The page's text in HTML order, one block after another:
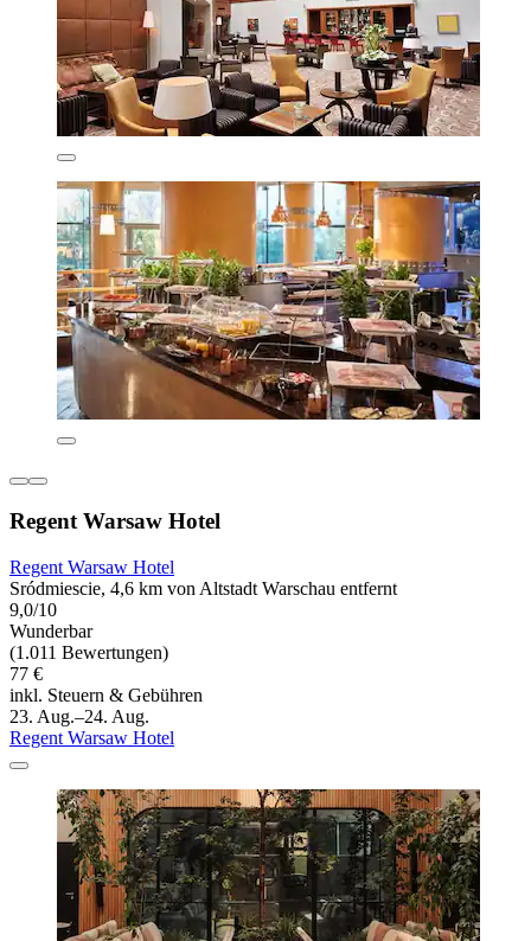
Regent Warsaw Hotel
Regent Warsaw Hotel
Sródmiescie, 4,6 km von Altstadt Warschau entfernt
9,0/10
Wunderbar
(1.011 Bewertungen)
77 €
inkl. Steuern & Gebühren
23. Aug.–24. Aug.
Regent Warsaw Hotel